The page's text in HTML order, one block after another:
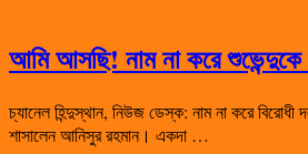
আমি আসছি! নাম না করে
চ্যানেল হিন্দুস্থান, নিউজ ডেস্ক: নাম না করে বিরোধী
শাসালেন আনিসুর রহমান। একদা …